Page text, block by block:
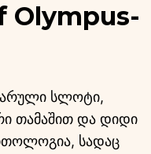
Olympus-
სლოტი,
თამაშით და დიდი
სადაც